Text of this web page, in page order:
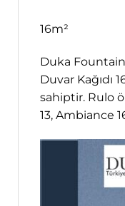
16m²
Duka Fountain
Duvar Kağıdı
sahiptir. Rulo
13, Ambiance